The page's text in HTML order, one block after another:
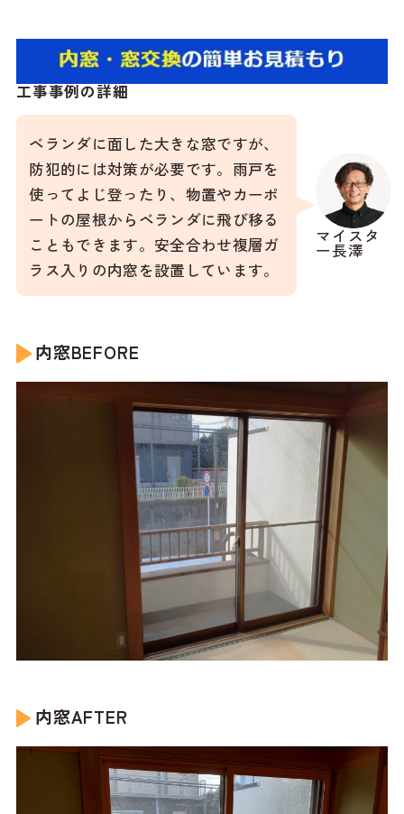
工事事例の詳細
マイスタ
ー長澤
ベランダに面した大きな窓ですが、
防犯的には対策が必要です。雨戸を
使ってよじ登ったり、物置やカーポ
ートの屋根からベランダに飛び移る
こともできます。安全合わせ複層ガ
ラス入りの内窓を設置しています。
内窓BEFORE
内窓AFTER